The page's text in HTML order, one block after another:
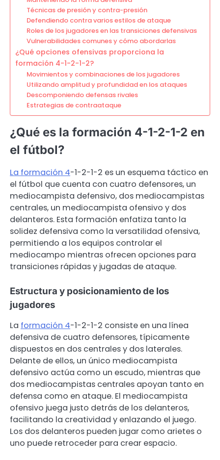
Técnicas de presión y contra-presión
Defendiendo contra varios estilos de ataque
Roles de los jugadores en las transiciones defensivas
Vulnerabilidades comunes y cómo abordarlas
¿Qué opciones ofensivas proporciona la
formación 4-1-2-1-2?
Movimientos y combinaciones de los jugadores
Utilizando amplitud y profundidad en los ataques
Descomponiendo defensas rivales
Estrategias de contraataque
¿Qué es la formación 4-1-2-1-2 en
el fútbol?
La formación 4-1-2-1-2 es un esquema táctico en
el fútbol que cuenta con cuatro defensores, un
mediocampista defensivo, dos mediocampistas
centrales, un mediocampista ofensivo y dos
delanteros. Esta formación enfatiza tanto la
solidez defensiva como la versatilidad ofensiva,
permitiendo a los equipos controlar el
mediocampo mientras ofrecen opciones para
transiciones rápidas y jugadas de ataque.
Estructura y posicionamiento de los
jugadores
La formación 4-1-2-1-2 consiste en una línea
defensiva de cuatro defensores, típicamente
dispuestos en dos centrales y dos laterales.
Delante de ellos, un único mediocampista
defensivo actúa como un escudo, mientras que
dos mediocampistas centrales apoyan tanto en
defensa como en ataque. El mediocampista
ofensivo juega justo detrás de los delanteros,
facilitando la creatividad y enlazando el juego.
Los dos delanteros pueden jugar como arietes o
uno puede retroceder para crear espacio.